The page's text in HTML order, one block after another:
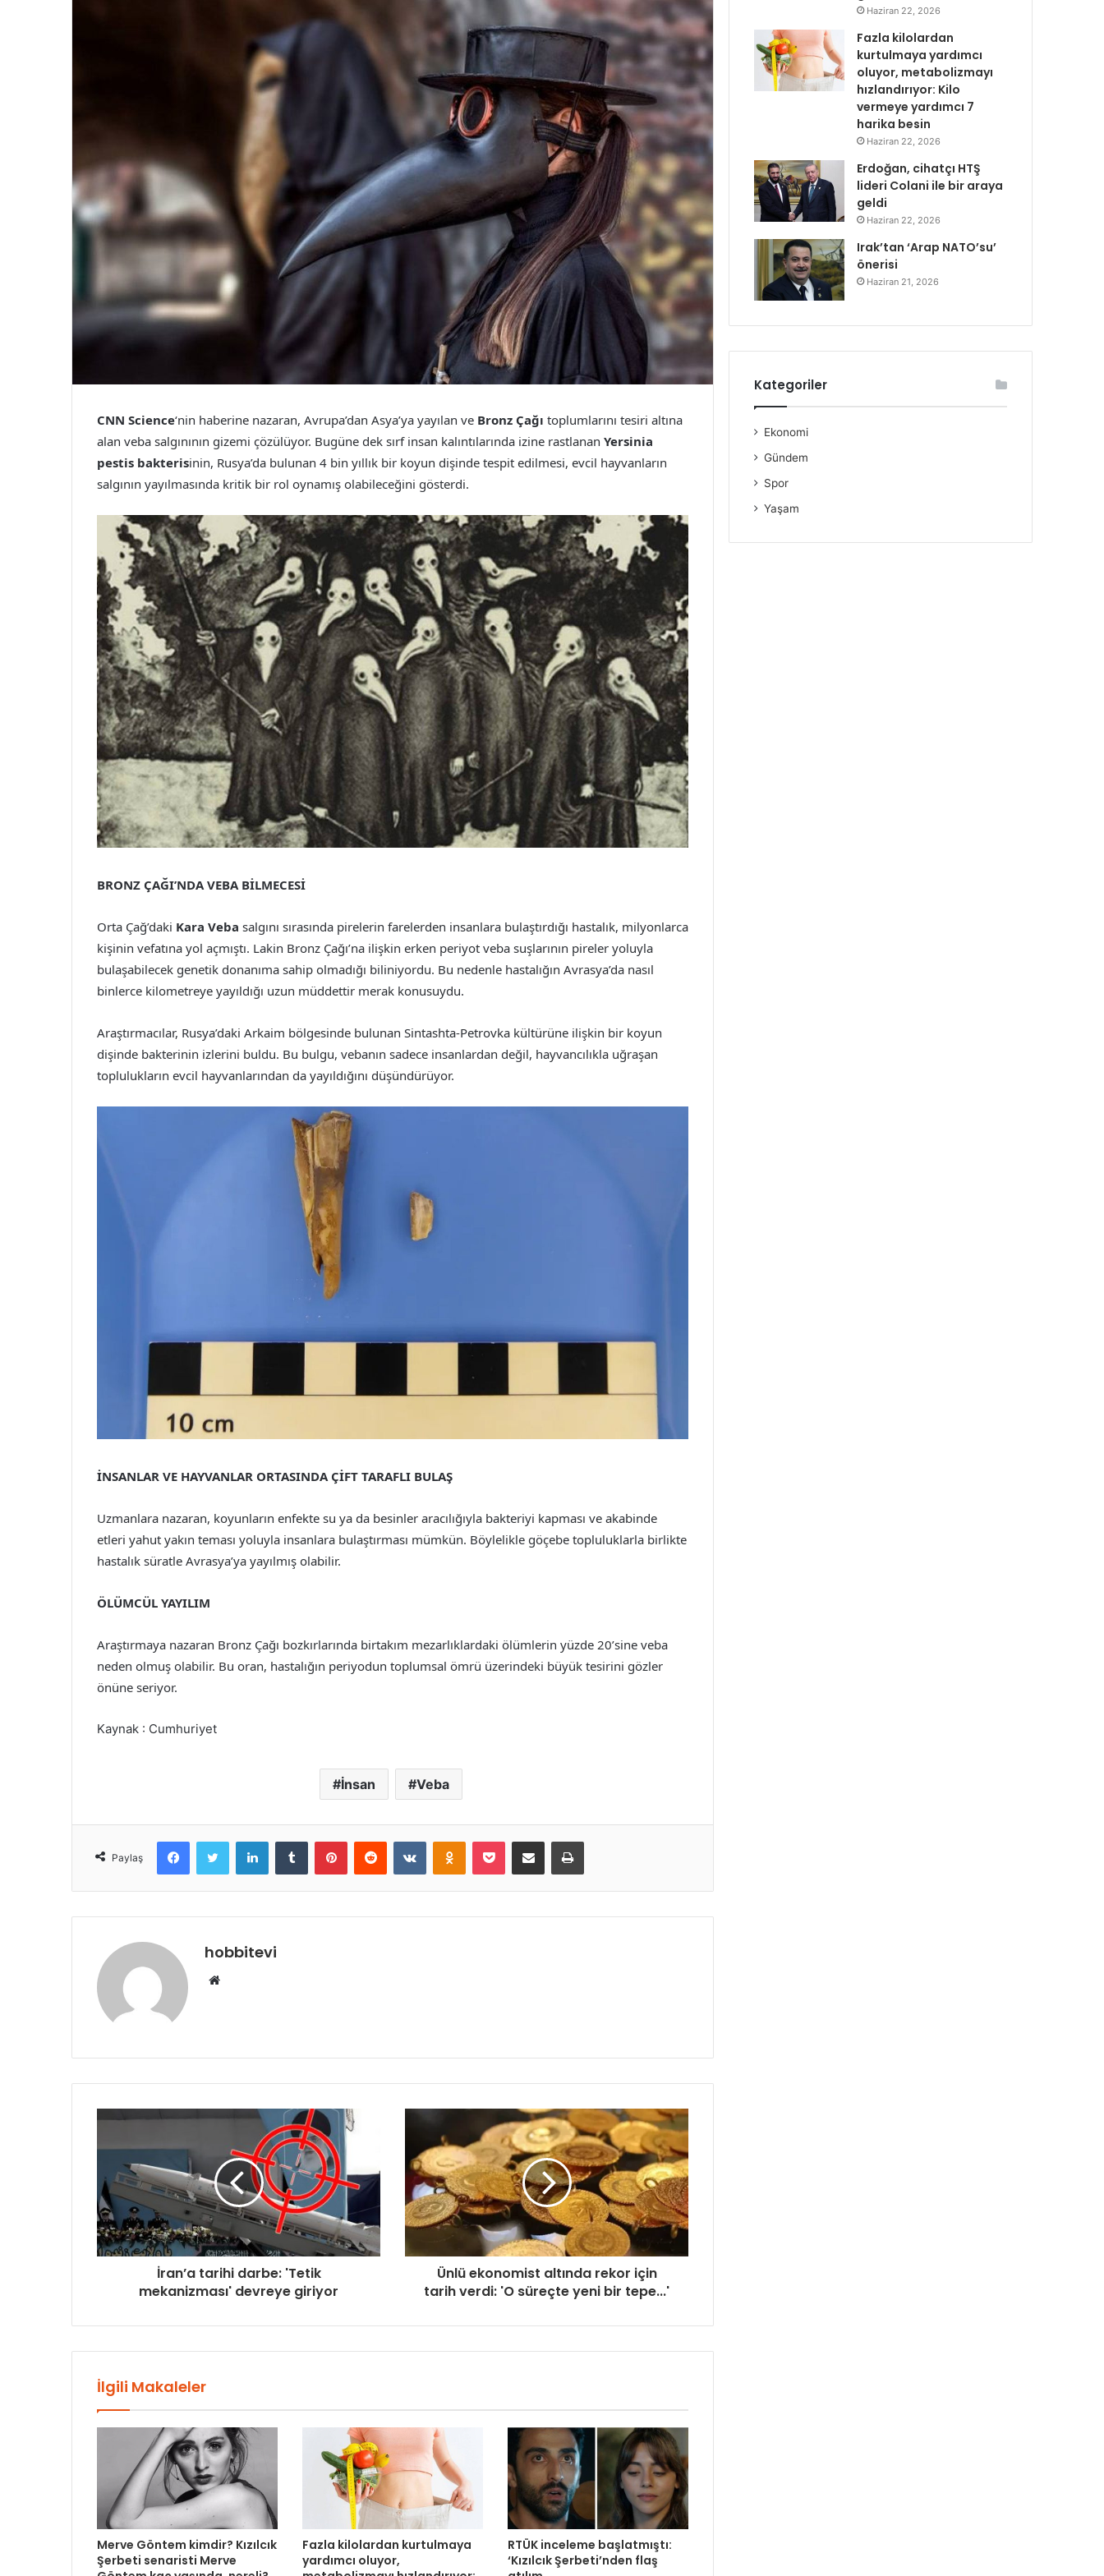
CNN Science‘nin haberine nazaran, Avrupa’dan Asya’ya yayılan ve Bronz Çağı toplumlarını tesiri altına
alan veba salgınının gizemi çözülüyor. Bugüne dek sırf insan kalıntılarında izine rastlanan Yersinia
pestis bakterisinin, Rusya’da bulunan 4 bin yıllık bir koyun dişinde tespit edilmesi, evcil hayvanların
salgının yayılmasında kritik bir rol oynamış olabileceğini gösterdi.
BRONZ ÇAĞI’NDA VEBA BİLMECESİ
Orta Çağ’daki Kara Veba salgını sırasında pirelerin farelerden insanlara bulaştırdığı hastalık, milyonlarca
kişinin vefatına yol açmıştı. Lakin Bronz Çağı’na ilişkin erken periyot veba suşlarının pireler yoluyla
bulaşabilecek genetik donanıma sahip olmadığı biliniyordu. Bu nedenle hastalığın Avrasya’da nasıl
binlerce kilometreye yayıldığı uzun müddettir merak konusuydu.
Araştırmacılar, Rusya’daki Arkaim bölgesinde bulunan Sintashta-Petrovka kültürüne ilişkin bir koyun
dişinde bakterinin izlerini buldu. Bu bulgu, vebanın sadece insanlardan değil, hayvancılıkla uğraşan
toplulukların evcil hayvanlarından da yayıldığını düşündürüyor.
İNSANLAR VE HAYVANLAR ORTASINDA ÇİFT TARAFLI BULAŞ
Uzmanlara nazaran, koyunların enfekte su ya da besinler aracılığıyla bakteriyi kapması ve akabinde
etleri yahut yakın teması yoluyla insanlara bulaştırması mümkün. Böylelikle göçebe topluluklarla birlikte
hastalık süratle Avrasya’ya yayılmış olabilir.
ÖLÜMCÜL YAYILIM
Araştırmaya nazaran Bronz Çağı bozkırlarında birtakım mezarlıklardaki ölümlerin yüzde 20’sine veba
neden olmuş olabilir. Bu oran, hastalığın periyodun toplumsal ömrü üzerindeki büyük tesirini gözler
önüne seriyor.
Kaynak : Cumhuriyet
İnsan Veba
Paylaş
FacebookTwitter LinkedInTumblr PinterestReddit VKontakteOdnoklassniki
Pocket E-Posta ile paylaş Yazdır
hobbitevi
Web
İran’a tarihi darbe: 'Tetik
mekanizması' devreye giriyor
Ünlü ekonomist altında rekor için
tarih verdi: 'O süreçte yeni bir tepe...'
İlgili Makaleler
Merve Göntem kimdir? Kızılcık
Şerbeti senaristi Merve
Fazla kilolardan kurtulmaya
yardımcı oluyor,
RTÜK inceleme başlatmıştı:
‘Kızılcık Şerbeti’nden flaş
Haziran 22, 2026
Fazla kilolardan
kurtulmaya yardımcı
oluyor, metabolizmayı
hızlandırıyor: Kilo
vermeye yardımcı 7
harika besin
Haziran 22, 2026
Erdoğan, cihatçı HTŞ
lideri Colani ile bir araya
geldi
Haziran 22, 2026
Irak’tan ‘Arap NATO’su’
önerisi
Haziran 21, 2026
Kategoriler
Ekonomi
Gündem
Spor
Yaşam